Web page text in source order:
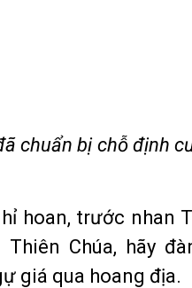
chuẩn bị chỗ định
hoan, trước nhan
Chúa, hãy
giá qua hoang địa.